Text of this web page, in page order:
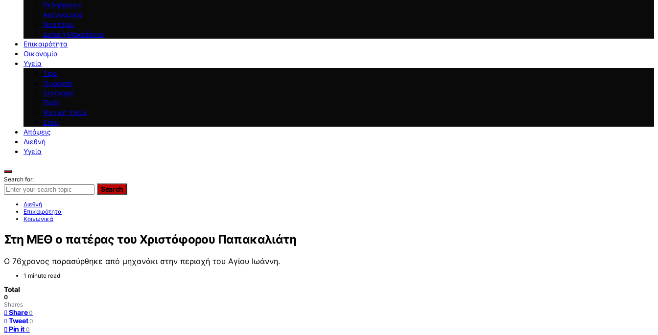
Εκδηλώσεις
Αστυνομικά
Νεστόριο
Δυτική Μακεδονία
Επικαιρότητα
Οικονομία
Υγεία
Tips
Ομορφιά
Διατροφή
Παιδί
Ψυχική Υγεία
Σπίτι
Απόψεις
Διεθνή
Υγεία
Search for:
Search
Διεθνή
Επικαιρότητα
Κοινωνικά
Στη ΜΕΘ ο πατέρας του Χριστόφορου Παπακαλιάτη
Ο 76χρονος παρασύρθηκε από μηχανάκι στην περιοχή του Αγίου Ιωάννη.
1 minute read
Total
0
Shares
Share 0
Tweet 0
Pin it 0